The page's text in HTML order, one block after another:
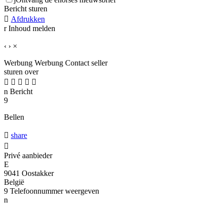
Bericht sturen
 Afdrukken
r Inhoud melden
‹ › ×
Werbung Werbung Contact seller
sturen over
    
n Bericht
9
Bellen
 share

Privé aanbieder
E
9041 Oostakker
België
9 Telefoonnummer weergeven
n